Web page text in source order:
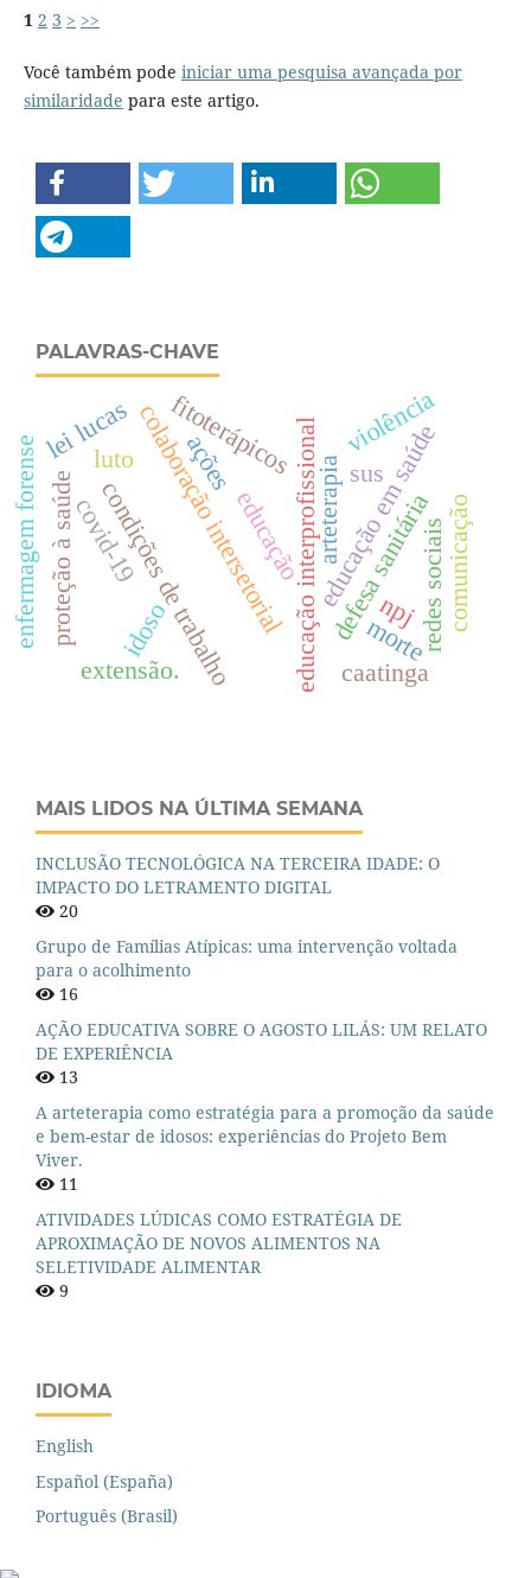
1 2 3 > >>
Você também pode iniciar uma pesquisa avançada por
similaridade para este artigo.
PALAVRAS-CHAVE
condições de trabalho
colaboração intersetorialeducação interprofissionaleducação em saúde
covid-19
idoso defesa sanitária
proteção à saúde redes sociais
fitoterápicos
educação
morte
luto
npj
arteterapia
lei lucas
enfermagem forense
violência
comunicação
extensão.
ações sus
caatinga
MAIS LIDOS NA ÚLTIMA SEMANA
INCLUSÃO TECNOLÓGICA NA TERCEIRA IDADE: O
IMPACTO DO LETRAMENTO DIGITAL
20
Grupo de Famílias Atípicas: uma intervenção voltada
para o acolhimento
16
AÇÃO EDUCATIVA SOBRE O AGOSTO LILÁS: UM RELATO
DE EXPERIÊNCIA
13
A arteterapia como estratégia para a promoção da saúde
e bem-estar de idosos: experiências do Projeto Bem
Viver.
11
ATIVIDADES LÚDICAS COMO ESTRATÉGIA DE
APROXIMAÇÃO DE NOVOS ALIMENTOS NA
SELETIVIDADE ALIMENTAR
9
IDIOMA
English
Español (España)
Português (Brasil)